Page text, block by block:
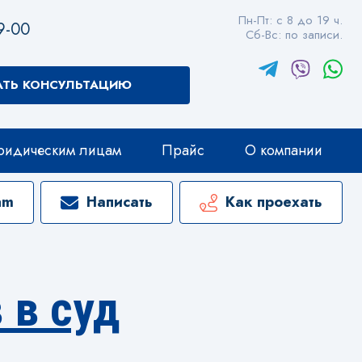
00
КОНСУЛЬТАЦИЮ
Пн-Пт: с 8 до 19 ч.
Сб-Вс: по записи.
лицам Прайс О компании
Написать Как проехать
суд